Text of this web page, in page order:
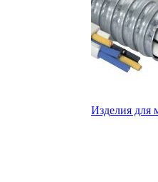
Изделия для